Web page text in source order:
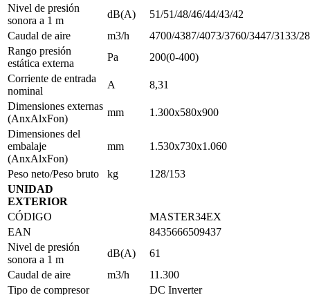
Nivel de presión
sonora a 1 m
dB(A)
51/51/48/46/44/43/42
Caudal de aire
m3/h
4700/4387/4073/3760/3447/3133/
Rango presión
estática externa
Pa
200(0-400)
Corriente de entrada
nominal
A
8,31
Dimensiones externas
(AnxAlxFon)
mm
1.300x580x900
Dimensiones del
embalaje
(AnxAlxFon)
mm 1.530x730x1.060
Peso neto/Peso bruto kg
128/153
UNIDAD
EXTERIOR
CÓDIGO
MASTER34EX
EAN
8435666509437
Nivel de presión
sonora a 1 m
dB(A)
61
Caudal de aire
m3/h
11.300
Tipo de compresor
DC Inverter